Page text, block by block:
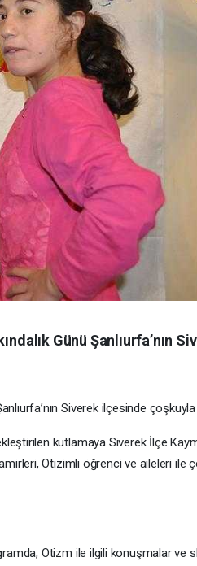
Günü Şanlıurfa’nın
Siverek ilçesinde çoşkuyla
kutlamaya Siverek İlçe
Otizimli öğrenci ve aileleri ile
Otizm ile ilgili konuşmalar ve